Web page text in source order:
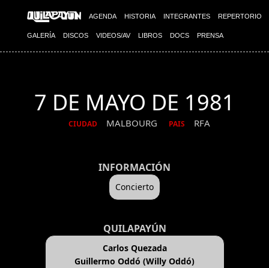
AGENDA HISTORIA INTEGRANTES REPERTORIO
GALERÍA DISCOS VIDEOS/AV LIBROS DOCS PRENSA
7 DE MAYO DE 1981
CIUDAD MALBOURG PAIS RFA
INFORMACIÓN
Concierto
QUILAPAYÚN
Carlos Quezada
Guillermo Oddó (Willy Oddó)